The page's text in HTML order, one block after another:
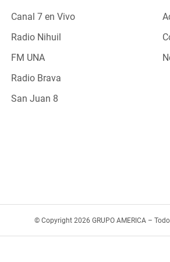
Canal 7 en Vivo
Radio Nihuil
FM UNA
Radio Brava
San Juan 8
© Copyright 2026 GRUPO AMERICA –